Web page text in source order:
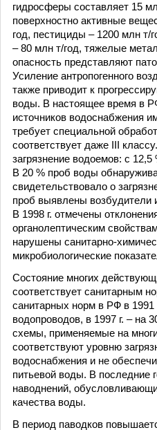
гидросферы составляет 15
поверхностно активные
год, пестициды – 1200 млн т/
– 80 млн т/год, тяжелые
опасность представляют
Усиление антропогенного
также приводит к
воды. В настоящее время в
источников водоснабжения
требует специальной
соответствует даже III
загрязнение водоемов: с 12,5
В 20 % проб воды
свидетельствовало о
проб выявлены возбудители
В 1998 г. отмечены
органолептическим
нарушены санитарно-
микробиологические
Состояние многих
соответствует санитарным
санитарных норм в РФ в 1991
водопроводов, в 1997 г. – на
схемы, применяемые на
соответствуют уровню
водоснабжения и не
питьевой воды. В последние
наводнений,
качества воды.
В период паводков